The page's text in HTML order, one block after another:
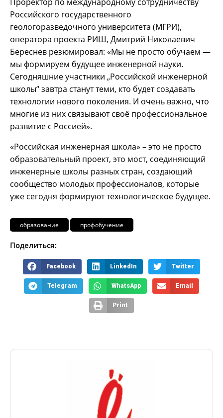
Российского государственного
геологоразведочного университета (МГРИ),
оператора проекта РИШ, Дмитрий Николаевич
Береснев резюмировал: «Мы не просто обучаем —
мы формируем будущее инженерной науки.
Сегодняшние участники „Российской инженерной
школы“ завтра станут теми, кто будет создавать
технологии нового поколения. И очень важно, что
многие из них связывают своё профессиональное
развитие с Россией».
«Российская инженерная школа» – это не просто
образовательный проект, это мост, соединяющий
инженерные школы разных стран, создающий
сообщество молодых профессионалов, которые
уже сегодня формируют технологическое будущее.
образование профобучение
Поделиться:
Facebook LinkedIn Twitter
Telegram WhatsApp Email
Print